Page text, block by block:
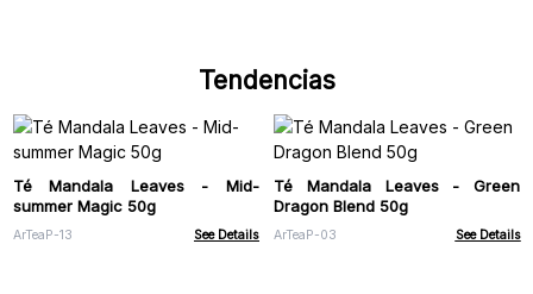
Tendencias
Té Mandala Leaves - Mid-
summer Magic 50g
ArTeaP-13 See Details
Té Mandala Leaves - Green
Dragon Blend 50g
ArTeaP-03 See Details